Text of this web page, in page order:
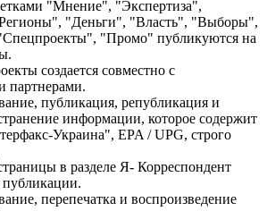
"Мнение", "Экспертиза",
"Деньги", "Власть", "Выборы",
"Промо" публикуются на
создается совместно с
партнерами.
публикация, републикация и
информации, которое содержит
Украина", EPA / UPG, строго
в разделе Я- Корреспондент
публикации.
перепечатка и воспроизведение